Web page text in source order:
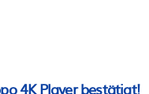
4K Player bestätigt!